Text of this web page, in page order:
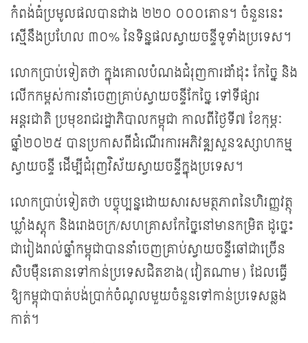
កំពង់ធំ​ប្រមូល​ផល​បាន​ជាង ២២០ ០០០​តោន។ ចំនួន​នេះ​​
ស្មើនឹងប្រហែល ៣០% នៃទិន្នផលស្វាយចន្ទីទូទាំង​​ប្រទេស។
លោក​ប្រាប់​ទៀត​ថា ក្នុង​គោល​បំណង​ជំរុញ​ការ​ដាំដុះ កែច្នៃ និង​
លើក​កម្ពស់ការ​នាំ​ចេញ​គ្រាប់​ស្វាយចន្ទី​កែច្នៃ​ ទៅ​ទីផ្សារ​
អន្តរជាតិ​ ប្រមុខរាជរដ្ឋាភិបាលកម្ពុជា​ កាលពីថ្ងៃទី៧ ខែកុម្ភៈ
ឆ្នាំ២០២៥ បានប្រកាសពី​​ដំណើរការអភិវឌ្ឍសួនឧស្សាហកម្ម
ស្វាយចន្ទី ដើម្បីជំរុញវិស័យស្វាយចន្ទីក្នុង​ប្រទេស។
លោកប្រាប់​ទៀត​ថា ​បច្ចុប្បន្នដោយសារ​សមត្ថភាព​នៃហិរញ្ញវត្ថុ ​
ឃ្លាំងស្តុក និង​រោងចក្រ/សហគ្រាស​កែច្នៃនៅ​មាន​កម្រិត ដូច្នេះ​
ជា​រៀង​រាល់​ឆ្នាំ​កម្ពុជា​បាន​នាំ​ចេញ​​គ្រាប់​ស្វាយចន្ទី​ឆៅ​ជា​ច្រើន​
សិបម៉ឺន​​តោន​ទៅ​កាន់​ប្រទេស​ជិត​ខាង​(វៀតណាម) ដែល​ធ្វើ​
ឱ្យ​កម្ពុជា​បាត់​បង់​ប្រាក់​ចំណូល​មួយ​ចំនួន​ទៅ​កាន់​ប្រទេស​ឆ្លង
កាត់​។